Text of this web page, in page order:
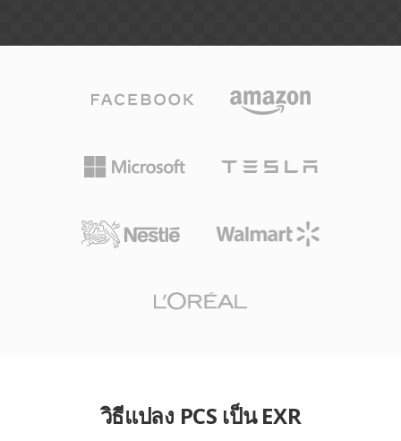
วิธีแปลง PCS เป็น EXR